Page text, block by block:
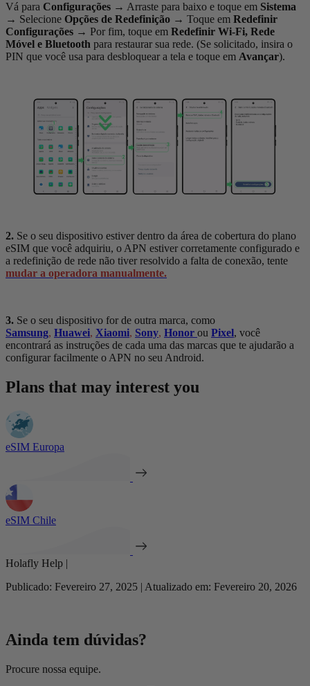
Vá para Configurações → Arraste para baixo e toque em Sistema
→ Selecione Opções de Redefinição → Toque em Redefinir
Configurações → Por fim, toque em Redefinir Wi-Fi, Rede
Móvel e Bluetooth para restaurar sua rede. (Se solicitado, insira o
PIN que você usa para desbloquear a tela e toque em Avançar).
2. Se o seu dispositivo estiver dentro da área de cobertura do plano
eSIM que você adquiriu, o APN estiver corretamente configurado e
a redefinição de rede não tiver resolvido a falta de conexão, tente
mudar a operadora manualmente.
3. Se o seu dispositivo for de outra marca, como
Samsung, Huawei, Xiaomi, Sony, Honor ou Pixel, você
encontrará as instruções de cada uma das marcas que te ajudarão a
configurar facilmente o APN no seu Android.
Plans that may interest you
eSIM Europa
eSIM Chile
Holafly Help |
Publicado: Fevereiro 27, 2025 | Atualizado em: Fevereiro 20, 2026
Ainda tem dúvidas?
Procure nossa equipe.